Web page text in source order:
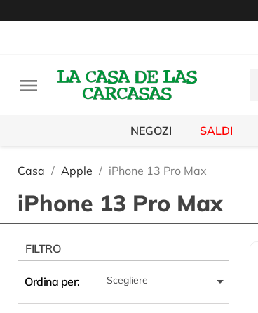

NEGOZI SALDI
Casa Apple iPhone 13 Pro Max
iPhone 13 Pro Max
FILTRO
Ordina per: Scegliere 